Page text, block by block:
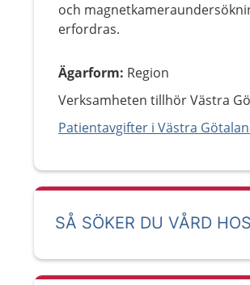
och
erfordras.
Ägarform: Region
Verksamheten tillhör Västra
Patientavgifter i Västra
SÅ SÖKER DU VÅRD